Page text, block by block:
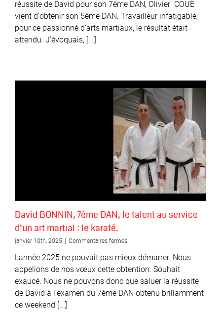
5ème
…
réussite de David pour son 7ème DAN, Olivier COUE
vient d'obtenir son 5ème DAN. Travailleur infatigable,
pour ce passionné d'arts martiaux, le résultat était
attendu. J'évoquais, [...]
David BONNIN, 7ème DAN, le talent au service
d’un art martial : le karaté.
janvier 10th, 2025 Commentaires ferméssur
BONNIN,
7ème
le
talent
L'année 2025 ne pouvait pas mieux démarrer. Nous
appelions de nos vœux cette obtention. Souhait
exaucé. Nous ne pouvons donc que saluer la réussite
de David à l'examen du 7ème DAN obtenu brillamment
ce weekend [...]